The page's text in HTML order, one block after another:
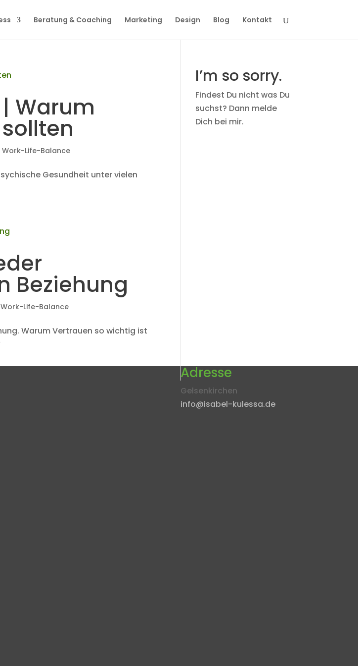
Beratung & Coaching Marketing Design Blog Kontakt
Warum
Work-Life-Balance
Gesundheit unter vielen
Beziehung
Work-Life-Balance
Warum Vertrauen so wichtig ist
I’m so sorry.
Findest Du nicht was Du
suchst? Dann melde
Dich bei mir.
Adresse
Gelsenkirchen
info@isabel-kulessa.de